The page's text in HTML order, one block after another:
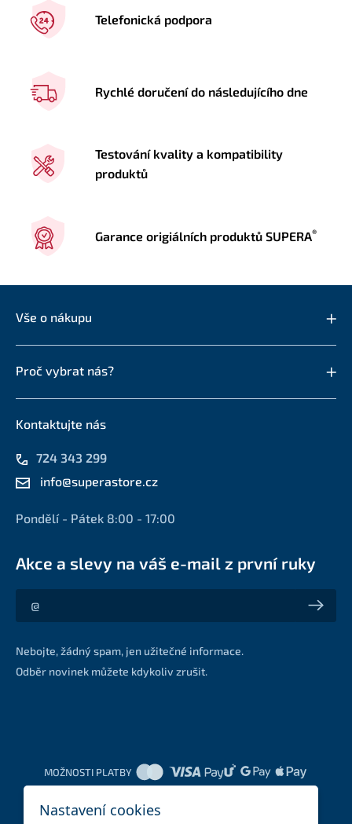
Telefonická podpora
Rychlé doručení do následujícího dne
Testování kvality a kompatibility
produktů
Garance origiálních produktů SUPERA®
Vše o nákupu
Proč vybrat nás?
Kontaktujte nás
724 343 299
info@superastore.cz
Pondělí - Pátek 8:00 - 17:00
Akce a slevy na váš e-mail z první ruky
Akce a slevy na váš e-mail z první ruky
Nebojte, žádný spam, jen užitečné informace.
Odběr novinek můžete kdykoliv zrušit.
MOŽNOSTI PLATBY
Nastavení cookies